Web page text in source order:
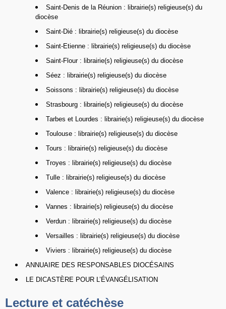
Saint-Denis de la Réunion : librairie(s) religieuse(s) du
diocèse
Saint-Dié : librairie(s) religieuse(s) du diocèse
Saint-Etienne : librairie(s) religieuse(s) du diocèse
Saint-Flour : librairie(s) religieuse(s) du diocèse
Séez : librairie(s) religieuse(s) du diocèse
Soissons : librairie(s) religieuse(s) du diocèse
Strasbourg : librairie(s) religieuse(s) du diocèse
Tarbes et Lourdes : librairie(s) religieuse(s) du diocèse
Toulouse : librairie(s) religieuse(s) du diocèse
Tours : librairie(s) religieuse(s) du diocèse
Troyes : librairie(s) religieuse(s) du diocèse
Tulle : librairie(s) religieuse(s) du diocèse
Valence : librairie(s) religieuse(s) du diocèse
Vannes : librairie(s) religieuse(s) du diocèse
Verdun : librairie(s) religieuse(s) du diocèse
Versailles : librairie(s) religieuse(s) du diocèse
Viviers : librairie(s) religieuse(s) du diocèse
ANNUAIRE DES RESPONSABLES DIOCÉSAINS
LE DICASTÈRE POUR L’ÉVANGÉLISATION
Lecture et catéchèse